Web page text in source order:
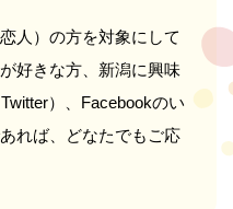
人）の方を対象にして
好きな方、新潟に興味
）、Facebookのい
れば、どなたでもご応